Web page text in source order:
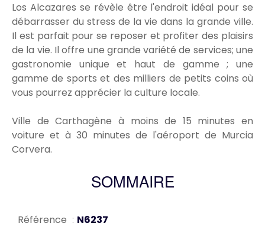
Los Alcazares se révèle être l'endroit idéal pour se
débarrasser du stress de la vie dans la grande ville.
Il est parfait pour se reposer et profiter des plaisirs
de la vie. Il offre une grande variété de services; une
gastronomie unique et haut de gamme ; une
gamme de sports et des milliers de petits coins où
vous pourrez apprécier la culture locale.
Ville de Carthagène à moins de 15 minutes en
voiture et à 30 minutes de l'aéroport de Murcia
Corvera.
SOMMAIRE
Référence N6237